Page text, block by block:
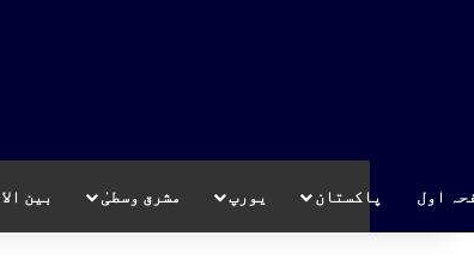
اول پاکستان یورپ مشرق وسطیٰ بین